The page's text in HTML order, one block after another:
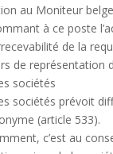
au Moniteur
à ce poste
de la
de représentation
sociétés
sociétés prévoit
(article 533).
c’est au